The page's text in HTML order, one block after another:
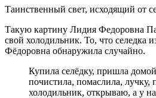
Таинственный свет, исходящий от
Такую картину Лидия Федоровна
свой холодильник. То, что селедка
Фёдоровна обнаружила случайно.
Купила селёдку, пришла
почистила, помаслила, лучку,
холодильник, открываю, а у